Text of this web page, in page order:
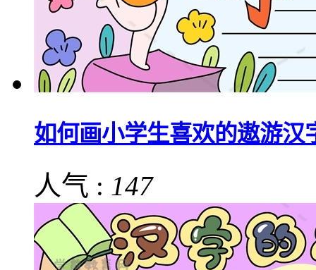
如何画小学生喜欢的遨游汉
人气 : 147